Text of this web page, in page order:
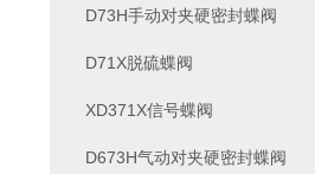
D73H手动对夹硬密封蝶阀
D71X脱硫蝶阀
XD371X信号蝶阀
D673H气动对夹硬密封蝶阀